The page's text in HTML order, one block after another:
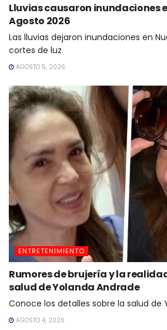
Lluvias causaron inundaciones
Agosto 2026
Las lluvias dejaron inundaciones en
cortes de luz
AGOSTO 5, 2026
ENTRETENIMIENTO
Rumores de brujería y la
salud de Yolanda Andrade
Conoce los detalles sobre la salud de
AGOSTO 4, 2026